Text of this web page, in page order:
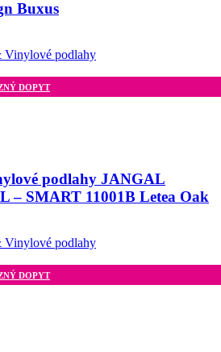
Buxus
Vinylové podlahy
DOPYT
podlahy JANGAL
– SMART 11001B Letea Oak
Vinylové podlahy
DOPYT